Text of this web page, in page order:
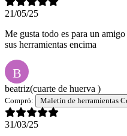
21/05/25
Me gusta todo es para un
sus herramientas encima
B
beatriz(cuarte de huerva )
Compró: Maletín de herramientas
31/03/25